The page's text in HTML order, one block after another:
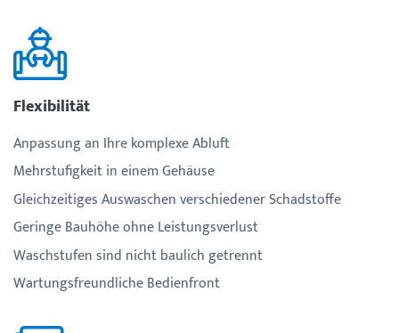
Flexibilität
Anpassung an Ihre komplexe Abluft
Mehrstufigkeit in einem Gehäuse
Gleichzeitiges Auswaschen verschiedener Schadstoffe
Geringe Bauhöhe ohne Leistungsverlust
Waschstufen sind nicht baulich getrennt
Wartungsfreundliche Bedienfront